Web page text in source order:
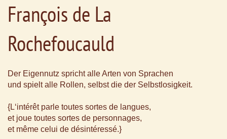
François de La
Rochefoucauld
Der Eigennutz spricht alle Arten von Sprachen
und spielt alle Rollen, selbst die der Selbstlosigkeit.
{L‘intérêt parle toutes sortes de langues,
et joue toutes sortes de personnages,
et même celui de désintéressé.}